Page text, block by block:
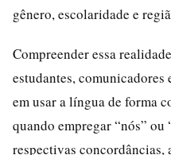
gênero, escolaridade e
Compreender essa
estudantes, comunicadores
em usar a língua de forma
quando empregar “nós” ou
respectivas concordâncias,